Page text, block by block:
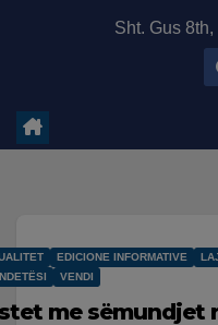
Sht. Gus 8th,
EDICIONE INFORMATIVE
VENDI
me sëmundjet